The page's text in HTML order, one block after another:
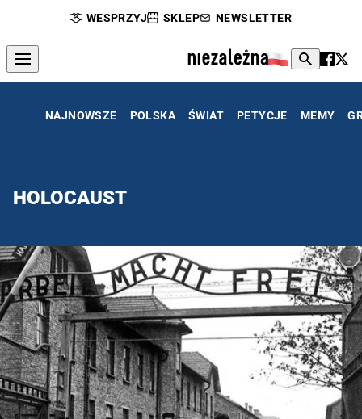
WESPRZYJ SKLEP NEWSLETTER
NAJNOWSZE POLSKA ŚWIAT PETYCJE MEMY
HOLOCAUST